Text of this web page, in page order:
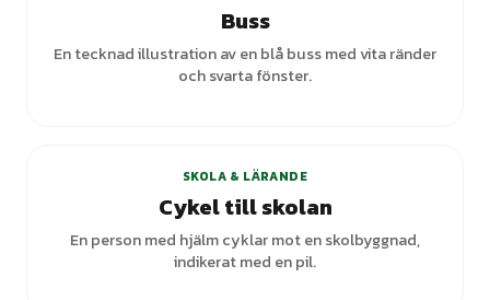
Buss
En tecknad illustration av en blå buss med vita ränder
och svarta fönster.
SKOLA & LÄRANDE
Cykel till skolan
En person med hjälm cyklar mot en skolbyggnad,
indikerat med en pil.